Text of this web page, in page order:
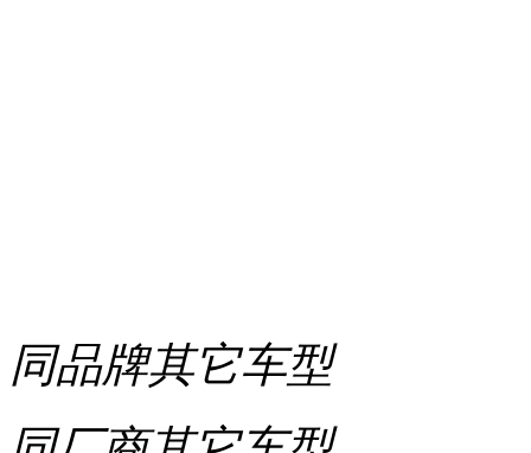
同品牌其它车型